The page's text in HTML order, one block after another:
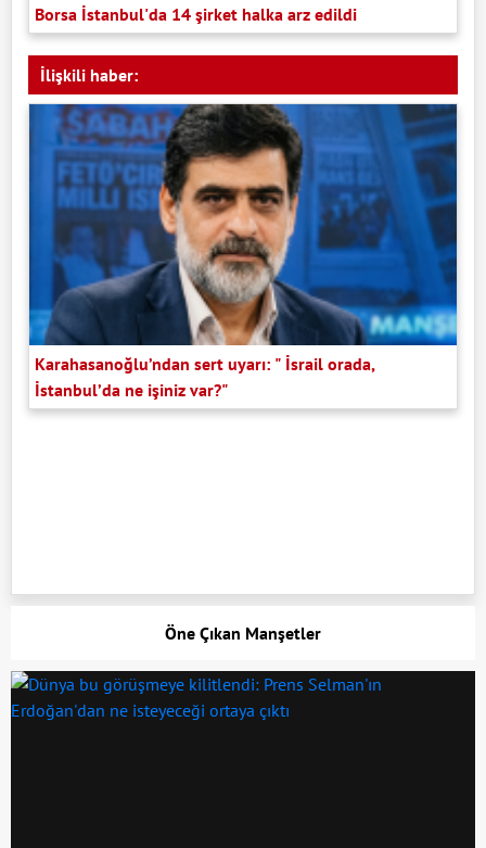
Borsa İstanbul'da 14 şirket halka arz edildi
İlişkili haber:
Karahasanoğlu’ndan sert uyarı: " İsrail orada,
İstanbul’da ne işiniz var?"
Öne Çıkan Manşetler